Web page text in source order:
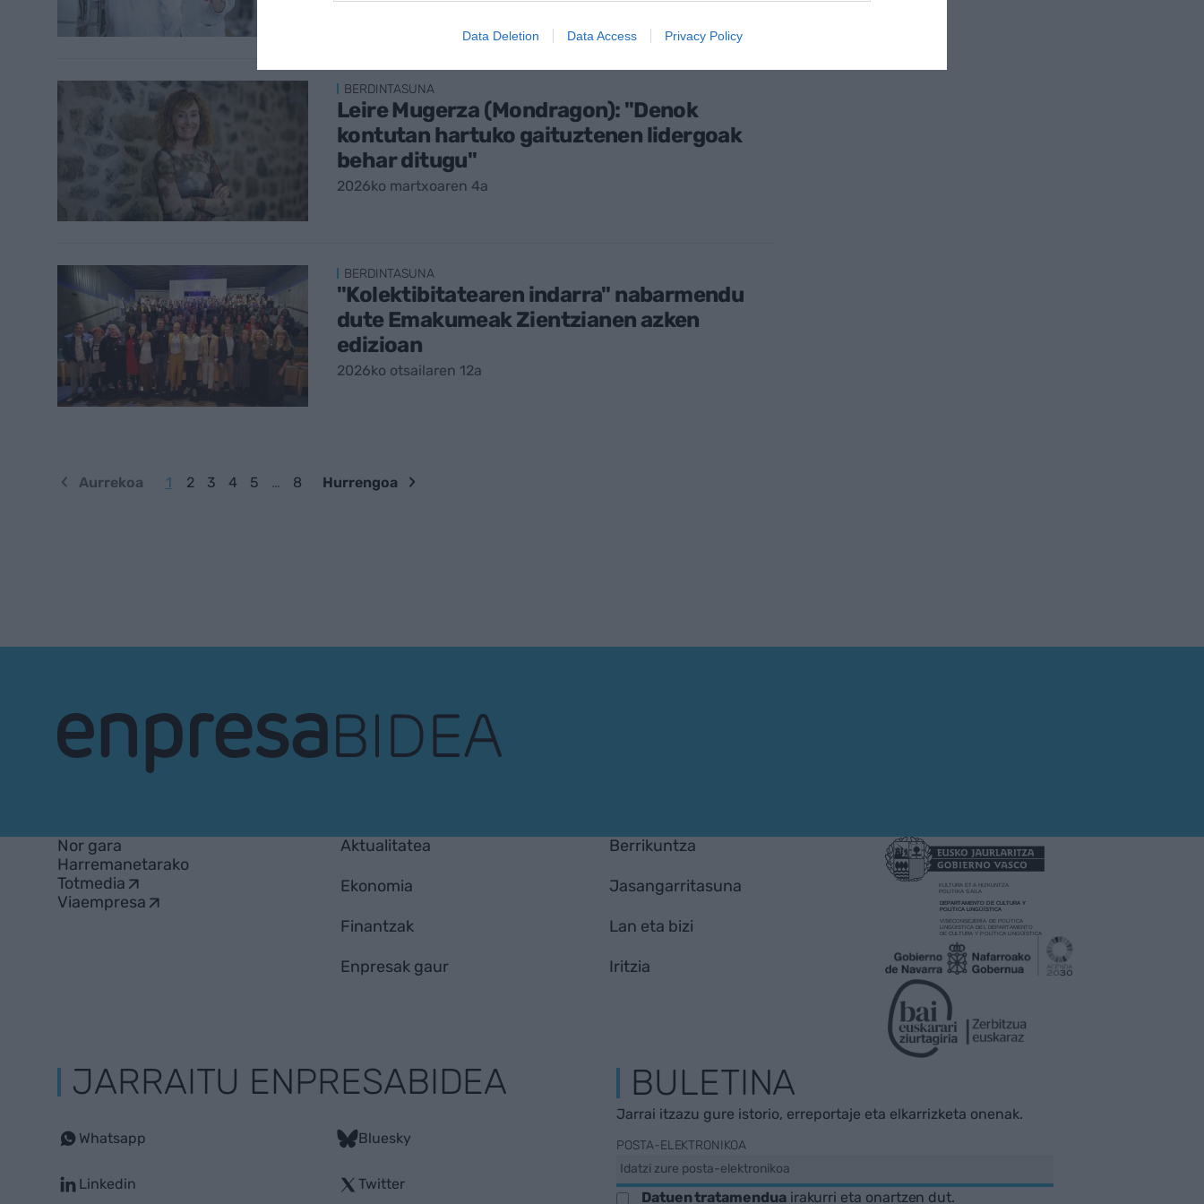
Data Deletion Data Access Privacy Policy
BERDINTASUNA
Leire Mugerza (Mondragon): "Denok
kontutan hartuko gaituztenen lidergoak
behar ditugu"
2026ko martxoaren 4a
BERDINTASUNA
"Kolektibitatearen indarra" nabarmendu
dute Emakumeak Zientzianen azken
edizioan
2026ko otsailaren 12a
Aurrekoa 1 2 3 4 5 … 8 Hurrengoa
Nor gara
Harremanetarako
Totmedia
Viaempresa
Aktualitatea
Ekonomia
Finantzak
Enpresak gaur
Berrikuntza
Jasangarritasuna
Lan eta bizi
Iritzia
JARRAITU ENPRESABIDEA
Whatsapp
Linkedin
Bluesky
Twitter
BULETINA
Jarrai itzazu gure istorio, erreportaje eta elkarrizketa onenak.
POSTA-ELEKTRONIKOA
Datuen tratamenduairakurri eta onartzen dut.